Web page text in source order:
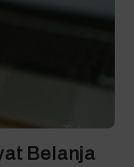
Belanja